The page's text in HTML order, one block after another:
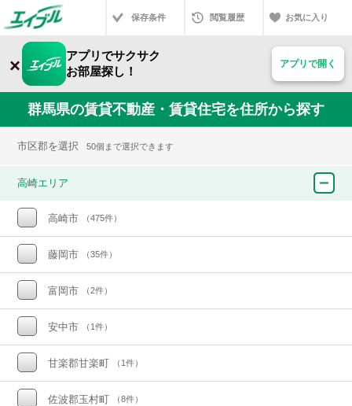
保存条件 閲覧履歴 お気に入り
×
アプリでサクサク
お部屋探し！
アプリで開く
群馬県の賃貸不動産・賃貸住宅を住所から探す
市区郡を選択 50個まで選択できます
高崎エリア
高崎市 （475件）
藤岡市 （35件）
富岡市 （2件）
安中市 （1件）
甘楽郡甘楽町 （1件）
佐波郡玉村町 （8件）